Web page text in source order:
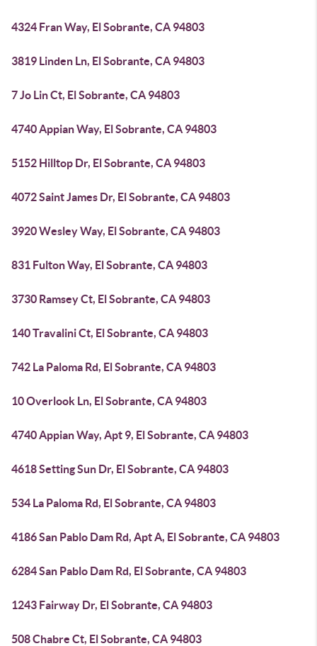
4324 Fran Way, El Sobrante, CA 94803
3819 Linden Ln, El Sobrante, CA 94803
7 Jo Lin Ct, El Sobrante, CA 94803
4740 Appian Way, El Sobrante, CA 94803
5152 Hilltop Dr, El Sobrante, CA 94803
4072 Saint James Dr, El Sobrante, CA 94803
3920 Wesley Way, El Sobrante, CA 94803
831 Fulton Way, El Sobrante, CA 94803
3730 Ramsey Ct, El Sobrante, CA 94803
140 Travalini Ct, El Sobrante, CA 94803
742 La Paloma Rd, El Sobrante, CA 94803
10 Overlook Ln, El Sobrante, CA 94803
4740 Appian Way, Apt 9, El Sobrante, CA 94803
4618 Setting Sun Dr, El Sobrante, CA 94803
534 La Paloma Rd, El Sobrante, CA 94803
4186 San Pablo Dam Rd, Apt A, El Sobrante, CA 94803
6284 San Pablo Dam Rd, El Sobrante, CA 94803
1243 Fairway Dr, El Sobrante, CA 94803
508 Chabre Ct, El Sobrante, CA 94803